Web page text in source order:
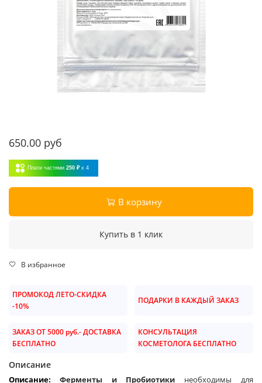
650.00 руб
Плати частями 250 ₽ x 4
В корзину
Купить в 1 клик
В избранное
ПРОМОКОД ЛЕТО-СКИДКА
-10%
ПОДАРКИ В КАЖДЫЙ ЗАКАЗ
ЗАКАЗ ОТ 5000 руб.- ДОСТАВКА
БЕСПЛАТНО
КОНСУЛЬТАЦИЯ
КОСМЕТОЛОГА БЕСПЛАТНО
Описание
Описание: Ферменты и Пробиотики необходимы для